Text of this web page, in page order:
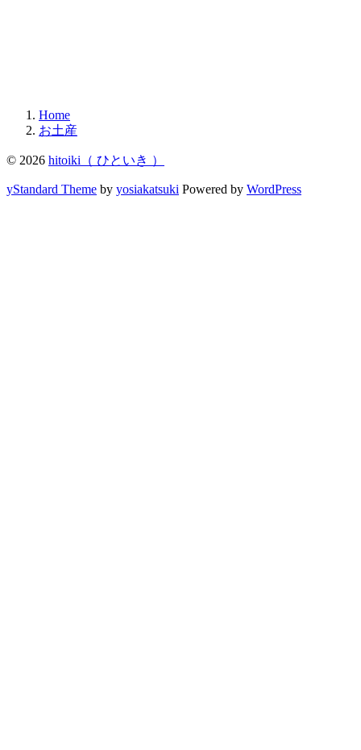
Home
お土産
© 2026 hitoiki（ ひといき ）
yStandard Theme by yosiakatsuki Powered by WordPress